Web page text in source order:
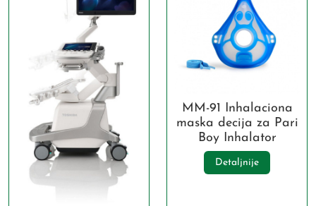
MM-91 Inhalaciona
maska decija za Pari
Boy Inhalator
Detaljnije